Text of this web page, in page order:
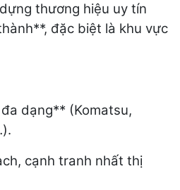
thương hiệu uy tín
đặc biệt là khu vực
dạng** (Komatsu,
cạnh tranh nhất thị